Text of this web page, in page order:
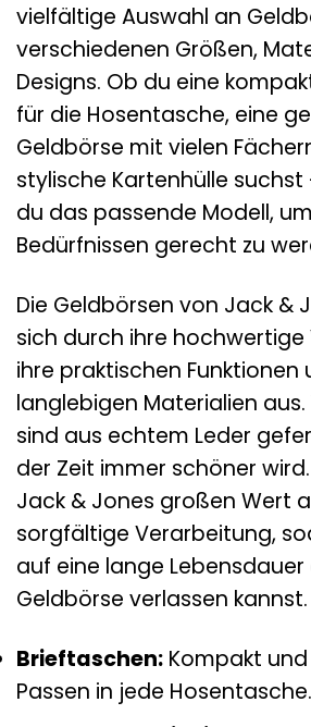
vielfältige Auswahl an
verschiedenen Größen,
Designs. Ob du eine
für die Hosentasche, eine
Geldbörse mit vielen
stylische Kartenhülle suchst
du das passende Modell,
Bedürfnissen gerecht zu
Die Geldbörsen von Jack &
sich durch ihre
ihre praktischen Funktionen
langlebigen Materialien aus.
sind aus echtem Leder
der Zeit immer schöner
Jack & Jones großen Wert
sorgfältige Verarbeitung,
auf eine lange Lebensdauer
Geldbörse verlassen kannst.
Brieftaschen: Kompakt
Passen in jede Hosentasche.